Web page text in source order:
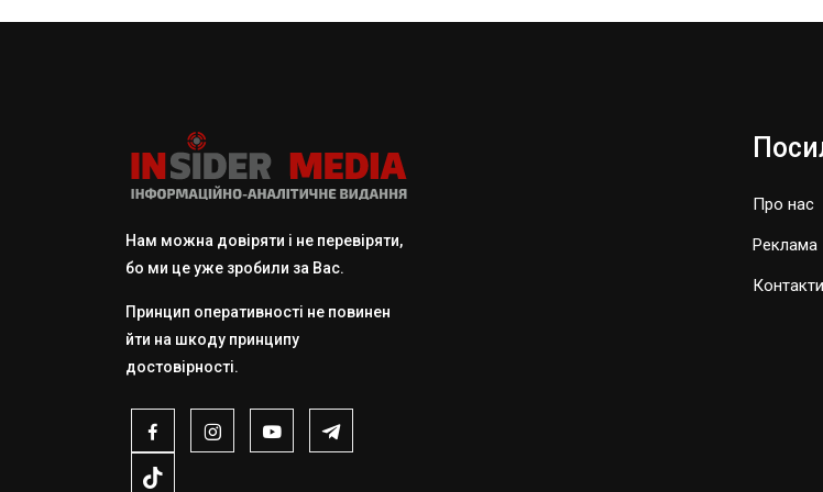
Нам можна довіряти і не перевіряти,
бо ми це уже зробили за Вас.
Принцип оперативності не повинен
йти на шкоду принципу
достовірності.
Про нас
Реклама
Контакти